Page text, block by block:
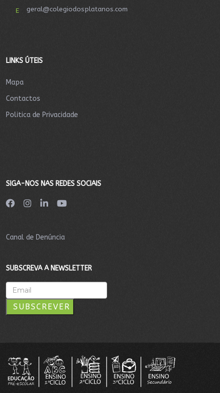
E geral@colegiodosplatanos.com
LINKS ÚTEIS
Mapa
Contactos
Politica de Privacidade
SIGA-NOS NAS REDES SOCIAIS
Canal de Denúncia
SUBSCREVA A NEWSLETTER
SUBSCREVER